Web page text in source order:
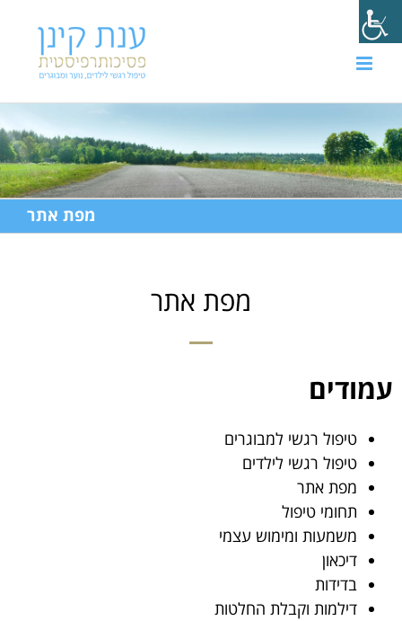
מפת אתר
מפת אתר
עמודים
טיפול רגשי למבוגרים
טיפול רגשי לילדים
מפת אתר
תחומי טיפול
משמעות ומימוש עצמי
דיכאון
בדידות
דילמות וקבלת החלטות